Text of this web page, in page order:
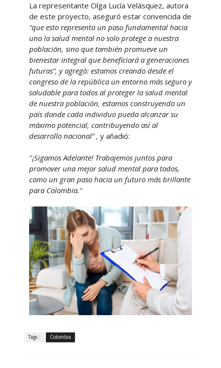
La representante Olga Lucía Velásquez, autora
de este proyecto, aseguró estar convencida de
“que esto representa un paso fundamental hacia
una la salud mental no solo protege a nuestra
población, sino que también promueve un
bienestar integral que beneficiará a generaciones
futuras”, y agregó: estamos creando desde el
congreso de la república un entorno más seguro y
saludable para todos al proteger la salud mental
de nuestra población, estamos construyendo un
país donde cada individuo pueda alcanzar su
máximo potencial, contribuyendo así al
desarrollo nacional” , y añadió:
"¡Sigamos Adelante! Trabajemos juntos para
promover una mejor salud mental para todos,
como un gran paso hacia un futuro más brillante
para Colombia."
Tags : Colombia